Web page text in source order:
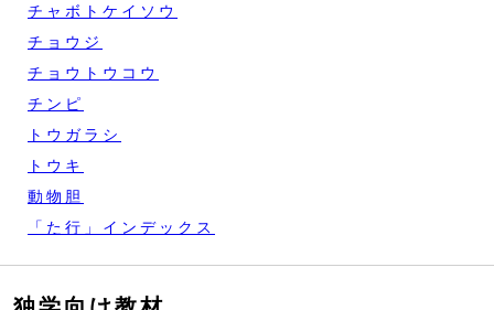
チャボトケイソウ
チョウジ
チョウトウコウ
チンピ
トウガラシ
トウキ
動物胆
「た行」インデックス